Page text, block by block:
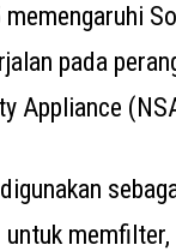
pada
Appliance